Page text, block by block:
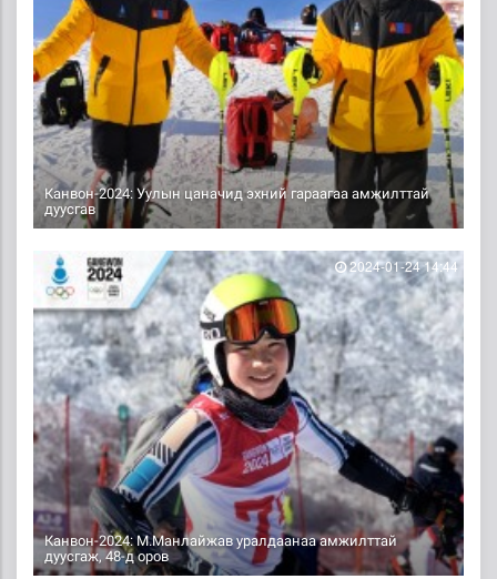
Канвон-2024: Уулын цаначид эхний гараагаа амжилттай
дуусгав
Канвон-2024: М.Манлайжав уралдаанаа амжилттай
дуусгаж, 48-д оров
2024-01-24 14:44